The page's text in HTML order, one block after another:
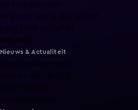
De Oranjezomer
Mi Dushi: wat is dan liefde?
Lang Leve de Liefde
Nieuws & Actualiteit